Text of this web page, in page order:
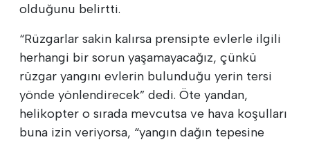
olduğunu belirtti.
“Rüzgarlar sakin kalırsa prensipte evlerle ilgili
herhangi bir sorun yaşamayacağız, çünkü
rüzgar yangını evlerin bulunduğu yerin tersi
yönde yönlendirecek” dedi. Öte yandan,
helikopter o sırada mevcutsa ve hava koşulları
buna izin veriyorsa, “yangın dağın tepesine